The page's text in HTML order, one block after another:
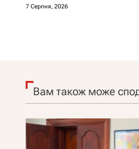
7 Серпня, 2026
Вам також може